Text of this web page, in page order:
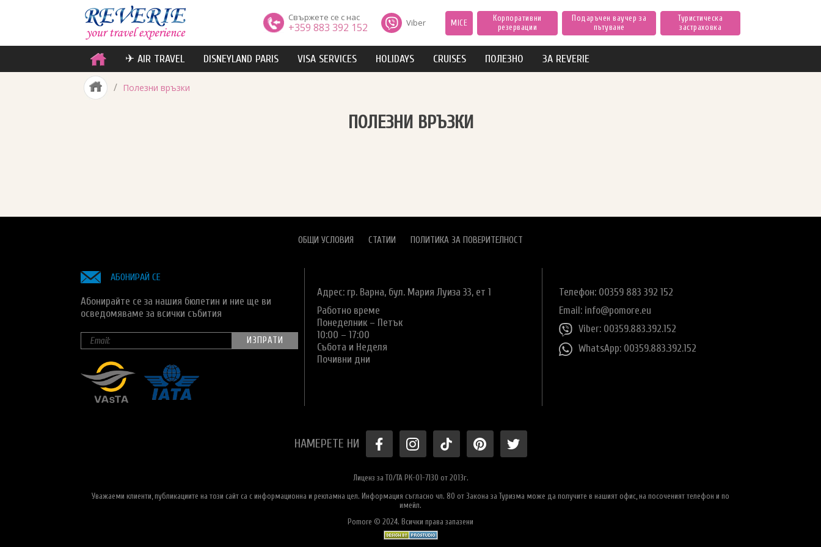
Свържете се с нас
+359 883 392 152 Viber MICE
Корпоративни
резервации
Подаръчен ваучер за
пътуване
Туристическа
застраховка
✈ AIR TRAVEL DISNEYLAND PARIS VISA SERVICES HOLIDAYS CRUISES ПОЛЕЗНО ЗА REVERIE
/ Полезни връзки
ПОЛЕЗНИ ВРЪЗКИ
ОБЩИ УСЛОВИЯ СТАТИИ ПОЛИТИКА ЗА ПОВЕРИТЕЛНОСТ
АБОНИРАЙ СЕ
Абонирайте се за нашия бюлетин и ние ще ви
осведомяваме за всички събития
Адрес: гр. Варна, бул. Мария Луиза 33, ет 1
Работно време
Понеделник – Петък
10:00 – 17:00
Събота и Неделя
Почивни дни
Телефон: 00359 883 392 152
Email: info@pomore.eu
Viber: 00359.883.392.152
WhatsApp: 00359.883.392.152
НАМЕРЕТЕ НИ
Лиценз за ТО/ТА РК-01-7130 от 2013г.
Уважаеми клиенти, публикациите на този сайт са с информационна и рекламна цел. Информация съгласно чл. 80 от Закона за Туризма може да получите в нашият офис, на посоченият телефон и по
имейл.
Pomore © 2024. Всички права запазени